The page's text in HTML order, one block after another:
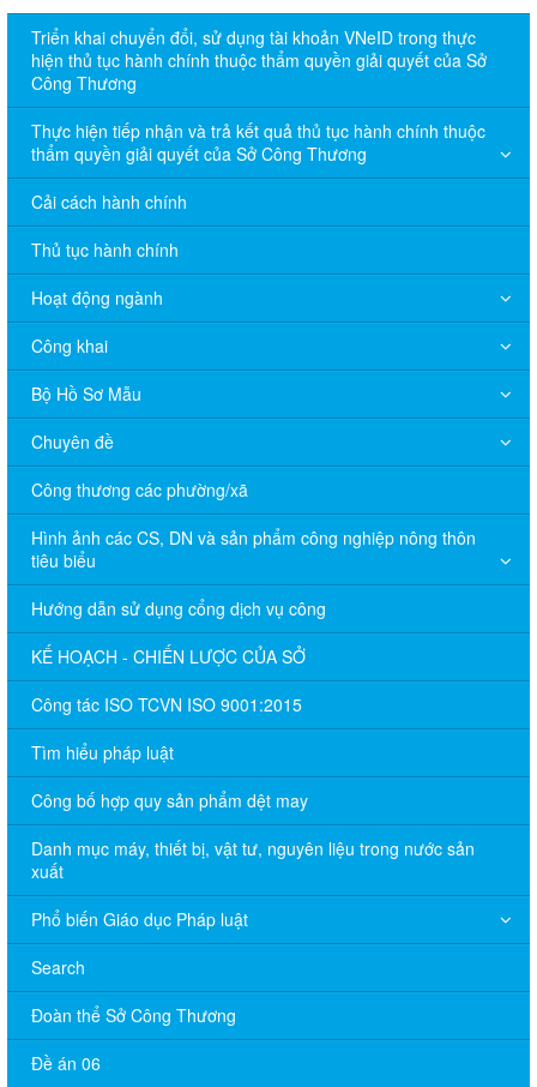
Triển khai chuyển đổi, sử dụng tài khoản VNeID trong thực
hiện thủ tục hành chính thuộc thẩm quyền giải quyết của Sở
Công Thương
Thực hiện tiếp nhận và trả kết quả thủ tục hành chính thuộc
thẩm quyền giải quyết của Sở Công Thương
Cải cách hành chính
Thủ tục hành chính
Hoạt động ngành
Công khai
Bộ Hồ Sơ Mẫu
Chuyên đề
Công thương các phường/xã
Hình ảnh các CS, DN và sản phẩm công nghiệp nông thôn
tiêu biểu
Hướng dẫn sử dụng cổng dịch vụ công
KẾ HOẠCH - CHIẾN LƯỢC CỦA SỞ
Công tác ISO TCVN ISO 9001:2015
Tìm hiểu pháp luật
Công bố hợp quy sản phẩm dệt may
Danh mục máy, thiết bị, vật tư, nguyên liệu trong nước sản
xuất
Phổ biến Giáo dục Pháp luật
Search
Đoàn thể Sở Công Thương
Đề án 06